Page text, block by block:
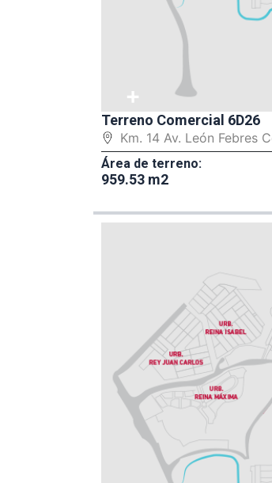
+
Terreno Comercial 6D26
Km. 14 Av. León Febres
Área de terreno:
959.53 m2